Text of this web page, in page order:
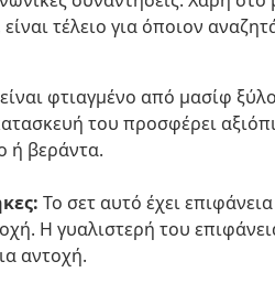
τέλειο για όποιον
φτιαγμένο από μασίφ
του προσφέρει
ή βεράντα.
Το σετ αυτό έχει
Η γυαλιστερή του
αντοχή.